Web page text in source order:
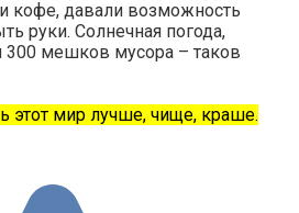
кофе, давали возможность
руки. Солнечная погода,
300 мешков мусора – таков
этот мир лучше, чище, краше.